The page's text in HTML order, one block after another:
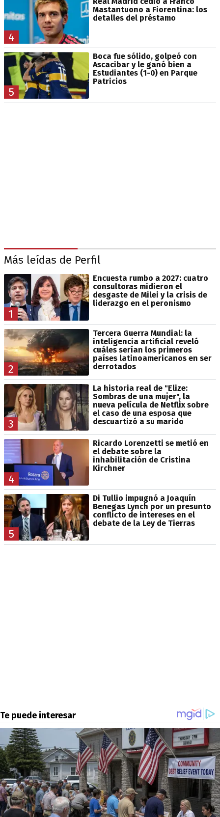
4
Mastantuono a Fiorentina: los
detalles del préstamo
5
Boca fue sólido, golpeó con
Ascacibar y le ganó bien a
Estudiantes (1-0) en Parque
Patricios
Más leídas de Perfil
1
Encuesta rumbo a 2027: cuatro
consultoras midieron el
desgaste de Milei y la crisis de
liderazgo en el peronismo
2
Tercera Guerra Mundial: la
inteligencia artificial reveló
cuáles serían los primeros
países latinoamericanos en ser
derrotados
3
La historia real de "Elize:
Sombras de una mujer", la
nueva película de Netflix sobre
el caso de una esposa que
descuartizó a su marido
4
Ricardo Lorenzetti se metió en
el debate sobre la
inhabilitación de Cristina
Kirchner
5
Di Tullio impugnó a Joaquín
Benegas Lynch por un presunto
conflicto de intereses en el
debate de la Ley de Tierras